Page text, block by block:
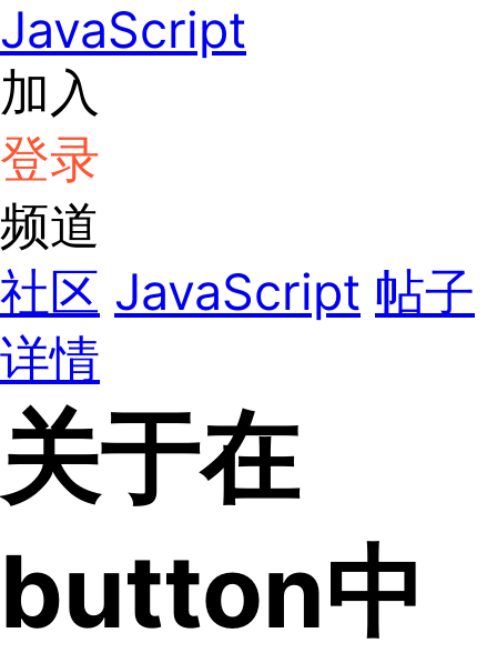
JavaScript
加入
登录
频道
社区 JavaScript 帖子
详情
关于在
button中